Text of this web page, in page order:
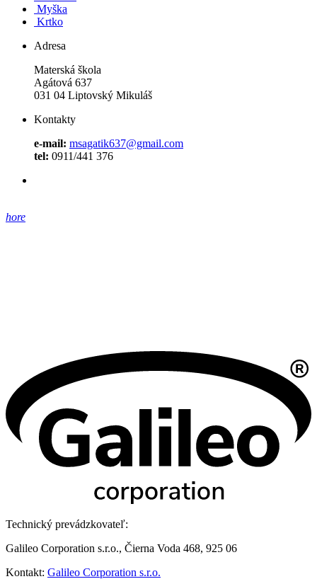
Myška
Krtko
Adresa
Materská škola
Agátová 637
031 04 Liptovský Mikuláš
Kontakty
e-mail: msagatik637@gmail.com
tel: 0911/441 376
hore
Technický prevádzkovateľ:
Galileo Corporation s.r.o., Čierna Voda 468, 925 06
Kontakt: Galileo Corporation s.r.o.